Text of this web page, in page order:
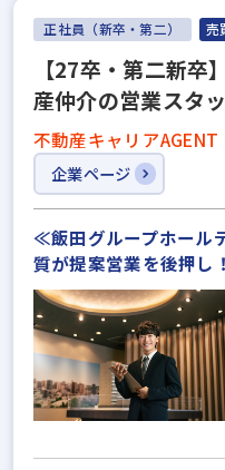
正社員（新卒・第二） 売
【27卒・第二新
産仲介の営業スタ
不動産キャリア
企業ページ
≪飯田グループホール
質が提案営業を後押し！